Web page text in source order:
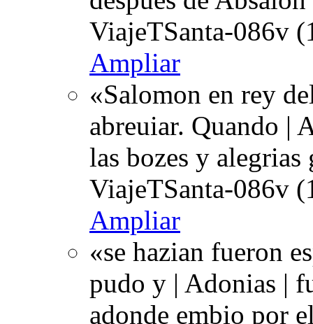
ViajeTSanta-086v
Ampliar
«Salomon en rey
abreuiar. Quando |
las bozes y
ViajeTSanta-086v
Ampliar
«se hazian fueron
pudo y | Adonias |
adonde embio por